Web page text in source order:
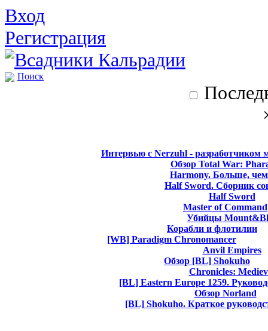
Вход
Регистрация
Поиск
Интервью с Nerzuhl - разработчиком
Обзор Total War:
Harmony. Больше,
Half Sword. Сборник
Half Sword
Master of Command
Убийцы
Корабли и флотилии
[WB] Paradigm Chronomancer
Anvil Empires
Обзор [BL] Shokuho
Chronicles:
[BL] Eastern Europe 1259.
Обзор Norland
[BL] Shokuho. Краткое